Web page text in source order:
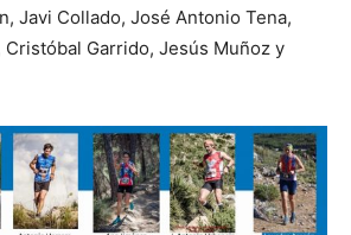
Javi Collado, José Antonio Tena,
Cristóbal Garrido, Jesús Muñoz y